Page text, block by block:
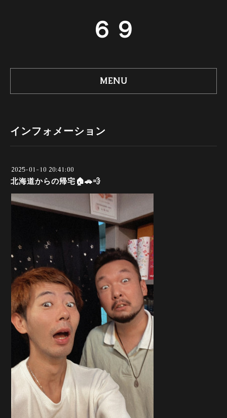
６９
MENU
インフォメーション
2025-01-10 20:41:00
北海道からの帰宅🏠️🚗💨